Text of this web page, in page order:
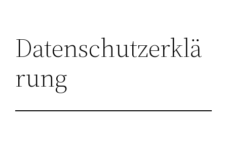
content
Datenschutzerklä
rung